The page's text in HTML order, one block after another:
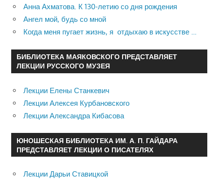
Анна Ахматова. К 130-летию со дня рождения
Ангел мой, будь со мной
Когда меня пугает жизнь, я отдыхаю в искусстве …
БИБЛИОТЕКА МАЯКОВСКОГО ПРЕДСТАВЛЯЕТ
ЛЕКЦИИ РУССКОГО МУЗЕЯ
Лекции Елены Станкевич
Лекции Алексея Курбановского
Лекции Александра Кибасова
ЮНОШЕСКАЯ БИБЛИОТЕКА ИМ. А. П. ГАЙДАРА
ПРЕДСТАВЛЯЕТ ЛЕКЦИИ О ПИСАТЕЛЯХ
Лекции Дарьи Ставицкой